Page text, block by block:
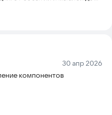
находить закономерности и
Дата:
30 апр 2026
компонентов